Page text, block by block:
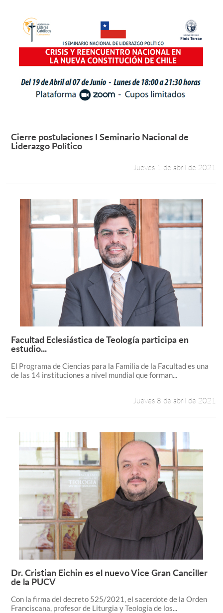
Alumni
Leer más +
Cierre postulaciones I Seminario Nacional de
Liderazgo Político
Jueves 1 de abril de 2021
Leer más +
Facultad Eclesiástica de Teología participa en
estudio...
El Programa de Ciencias para la Familia de la Facultad es una
de las 14 instituciones a nivel mundial que forman...
Jueves 8 de abril de 2021
Leer más +
Dr. Cristian Eichin es el nuevo Vice Gran Canciller
de la PUCV
Con la firma del decreto 525/2021, el sacerdote de la Orden
Franciscana, profesor de Liturgia y Teología de los...